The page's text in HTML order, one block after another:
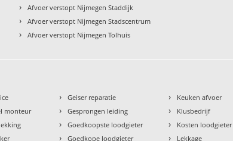
› Afvoer verstopt Nijmegen Staddijk
› Afvoer verstopt Nijmegen Stadscentrum
› Afvoer verstopt Nijmegen Tolhuis
monteur
› Geiser reparatie
› Gesprongen leiding
› Goedkoopste loodgieter
› Goedkope loodgieter
› Keuken afvoer
› Klusbedrijf
› Kosten loodgieter
› Lekkage